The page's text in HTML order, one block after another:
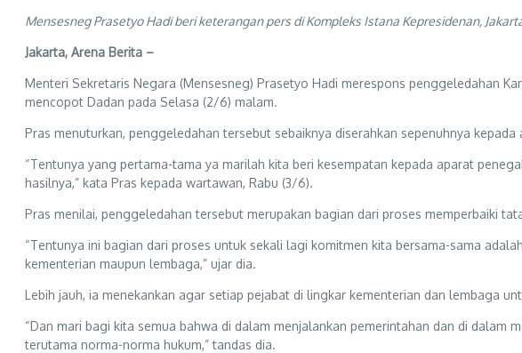
Mensesneg Prasetyo Hadi beri keterangan pers di Kompleks Istana Kepresidenan,
Jakarta, Arena Berita –
Menteri Sekretaris Negara (Mensesneg) Prasetyo Hadi merespons penggeledahan
mencopot Dadan pada Selasa (2/6) malam.
Pras menuturkan, penggeledahan tersebut sebaiknya diserahkan sepenuhnya
“Tentunya yang pertama-tama ya marilah kita beri kesempatan kepada aparat
hasilnya,” kata Pras kepada wartawan, Rabu (3/6).
Pras menilai, penggeledahan tersebut merupakan bagian dari proses memperbaiki
“Tentunya ini bagian dari proses untuk sekali lagi komitmen kita bersama-sama
kementerian maupun lembaga,” ujar dia.
Lebih jauh, ia menekankan agar setiap pejabat di lingkar kementerian dan lembaga
“Dan mari bagi kita semua bahwa di dalam menjalankan pemerintahan dan di
terutama norma-norma hukum,” tandas dia.